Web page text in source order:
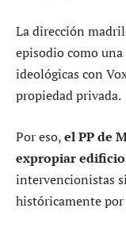
La dirección
episodio como
ideológicas con
propiedad privada.
Por eso,el PP de
expropiar
intervencionistas
históricamente por